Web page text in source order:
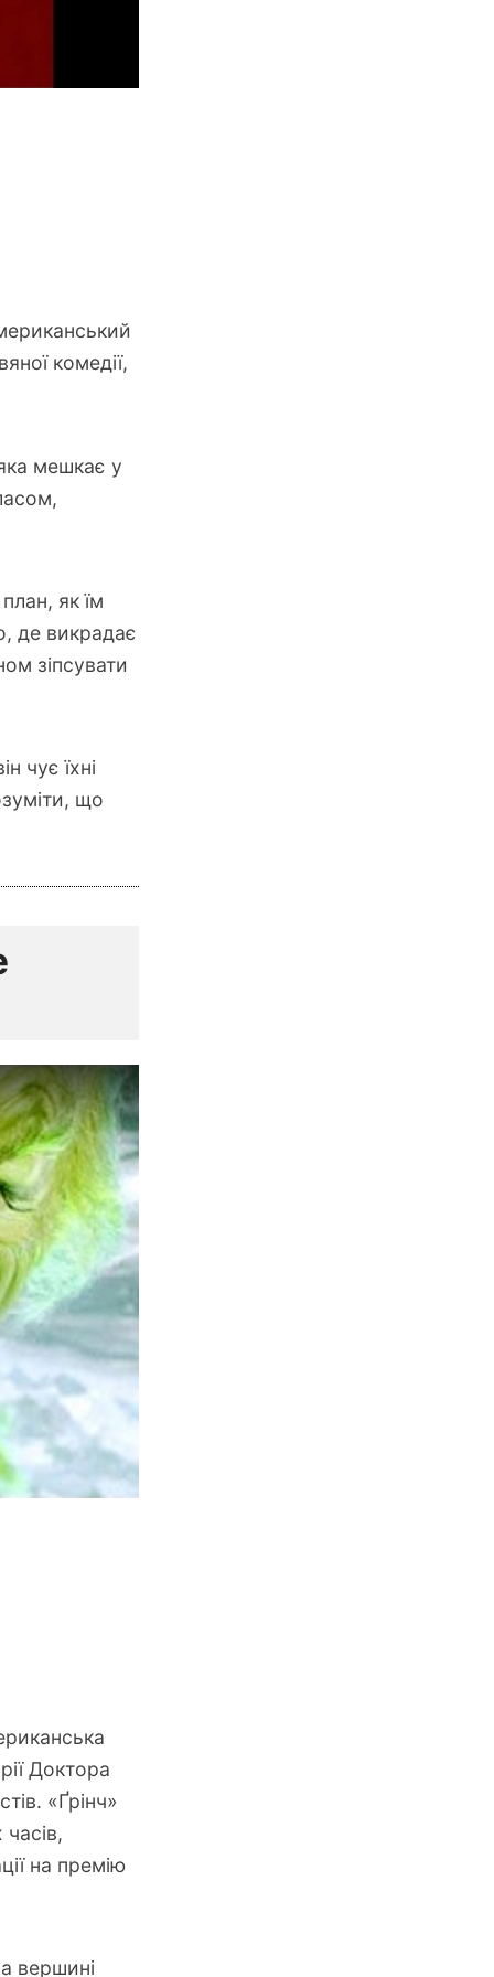
комедії,
мешкає у
як їм
де викрадає
зіпсувати
чує їхні
що
Доктора
«Ґрінч»
на премію
вершині